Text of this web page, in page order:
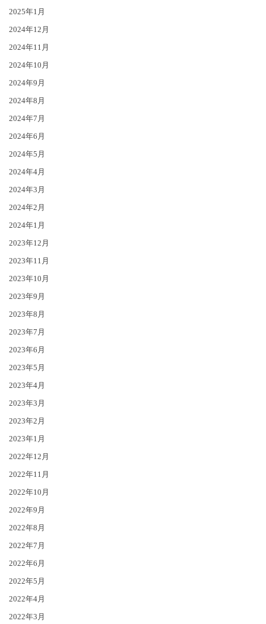
2025年1月
2024年12月
2024年11月
2024年10月
2024年9月
2024年8月
2024年7月
2024年6月
2024年5月
2024年4月
2024年3月
2024年2月
2024年1月
2023年12月
2023年11月
2023年10月
2023年9月
2023年8月
2023年7月
2023年6月
2023年5月
2023年4月
2023年3月
2023年2月
2023年1月
2022年12月
2022年11月
2022年10月
2022年9月
2022年8月
2022年7月
2022年6月
2022年5月
2022年4月
2022年3月